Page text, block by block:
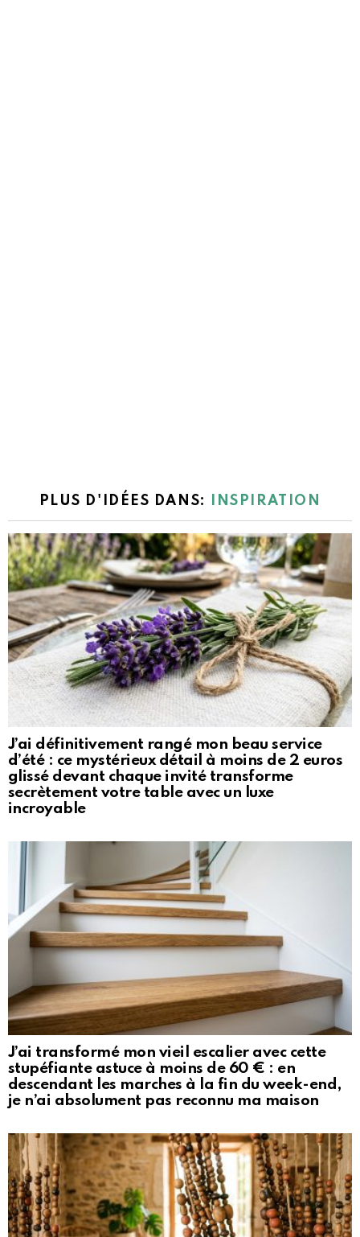
PLUS D'IDÉES DANS: INSPIRATION
J’ai définitivement rangé mon beau service
d’été : ce mystérieux détail à moins de 2 euros
glissé devant chaque invité transforme
secrètement votre table avec un luxe
incroyable
J’ai transformé mon vieil escalier avec cette
stupéfiante astuce à moins de 60 € : en
descendant les marches à la fin du week-end,
je n’ai absolument pas reconnu ma maison